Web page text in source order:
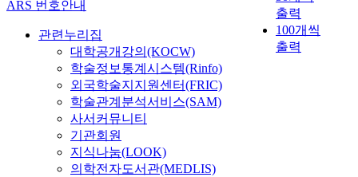
출력
100개씩
출력
ARS 번호안내
관련누리집
대학공개강의(KOCW)
학술정보통계시스템(Rinfo)
외국학술지지원센터(FRIC)
학술관계분석서비스(SAM)
사서커뮤니티
기관회원
지식나눔(LOOK)
의학전자도서관(MEDLIS)